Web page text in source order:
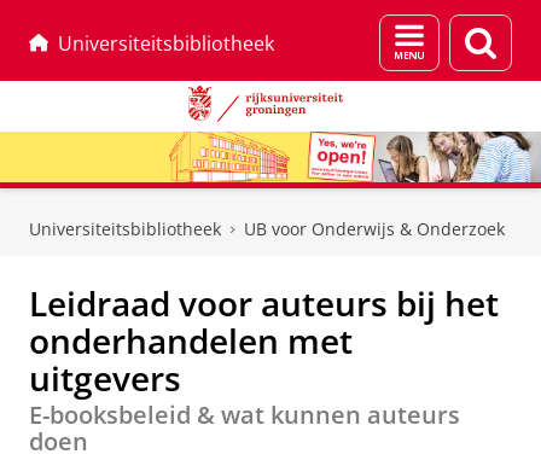
Universiteitsbibliotheek
Menu
en
Universiteitsbibliotheek UB voor Onderwijs & Onderzoek
Leidraad voor auteurs bij het
onderhandelen met
uitgevers
E-booksbeleid & wat kunnen auteurs
doen